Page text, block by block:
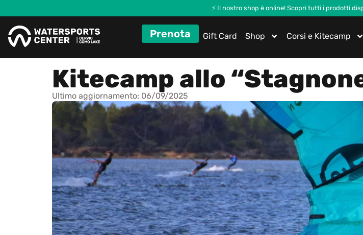
⚡ Il nostro shop è online! Scopri tutti i prodotti
Prenota Gift Card Shop Corsi e Kitecamp
Kitecamp allo
Ultimo aggiornamento: 06/09/2025